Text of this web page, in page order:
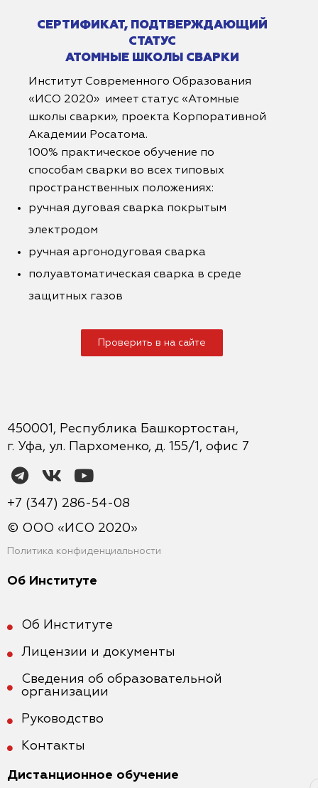
СЕРТИФИКАТ, ПОДТВЕРЖДАЮЩИЙ
СТАТУС
АТОМНЫЕ ШКОЛЫ СВАРКИ
Институт Современного Образования
«ИСО 2020» имеет статус «Атомные
школы сварки», проекта Корпоративной
Академии Росатома.
100% практическое обучение по
способам сварки во всех типовых
пространственных положениях:
ручная дуговая сварка покрытым
электродом
ручная аргонодуговая сварка
полуавтоматическая сварка в среде
защитных газов
Проверить в на сайте
450001, Республика Башкортостан,
г. Уфа, ул. Пархоменко, д. 155/1, офис 7
+7 (347) 286-54-08
© ООО «ИСО 2020»
Политика конфиденциальности
Об Институте
Об Институте
Лицензии и документы
Сведения об образовательной
организации
Руководство
Контакты
Дистанционное обучение